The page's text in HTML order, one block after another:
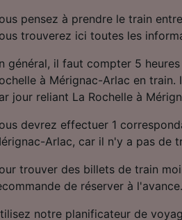
pensez à prendre le train
trouverez ici toutes les
général, il faut compter 5
à Mérignac-Arlac en
jour reliant La Rochelle à
devrez effectuer 1
Arlac, car il n'y a pas de
trouver des billets de train
de réserver à l'avance.
notre planificateur de